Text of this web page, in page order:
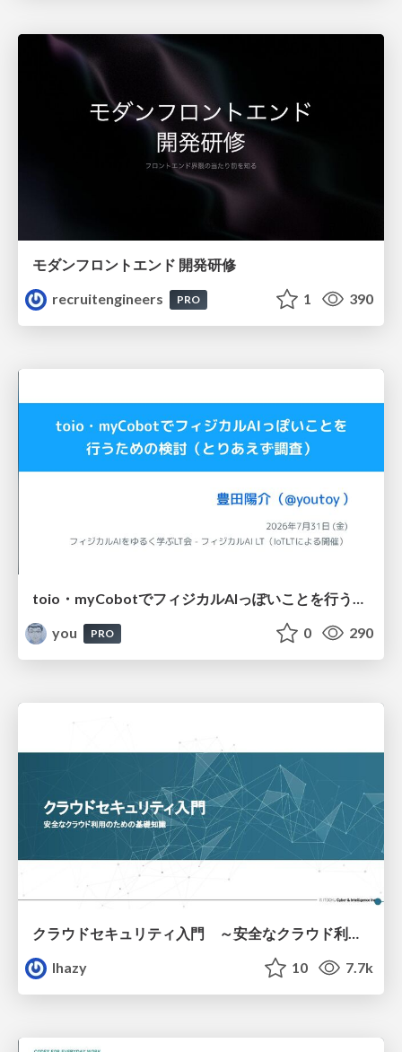
モダンフロントエンド 開発研修
recruitengineers
PRO 1 390
toio・myCobotでフィジカルAIっぽいことを行うための検討（とりあえず調査） / フィジカルAI LT（IoTLTによる開催）
you
PRO 0 290
lhazy
10 7.7k